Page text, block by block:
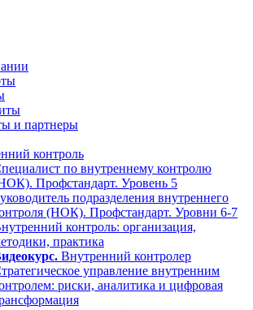
и партнеры
контроль
по внутреннему контролю
Профстандарт. Уровень 5
подразделения внутреннего
(НОК). Профстандарт. Уровни 6-7
контроль: организация,
практика
Внутренний контролер
управление внутренним
риски, аналитика и цифровая